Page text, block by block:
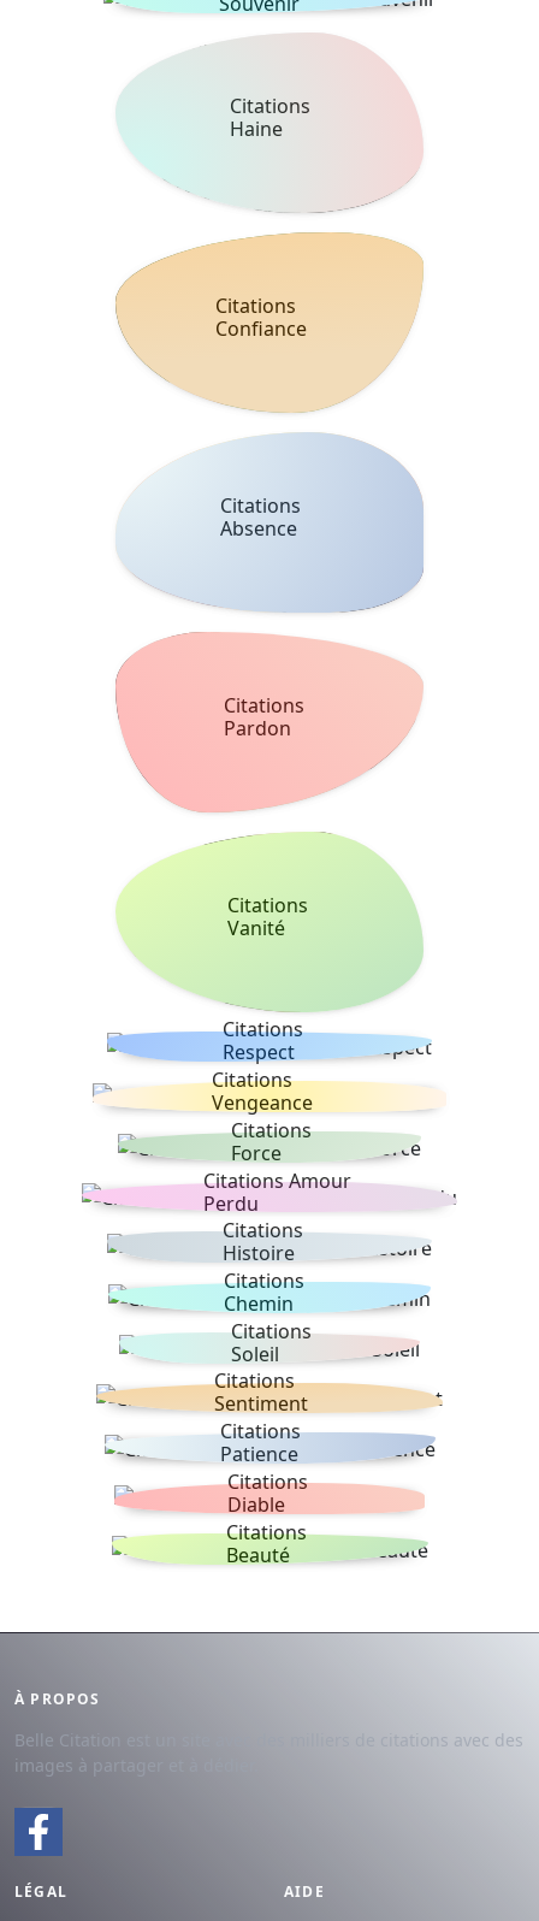
Citations
Haine
Citations
Confiance
Citations
Absence
Citations
Pardon
Citations
Vanité
Citations
Respect
Citations
Vengeance
Citations
Force
Citations Amour
Perdu
Citations
Histoire
Citations
Chemin
Citations
Soleil
Citations
Sentiment
Citations
Patience
Citations
Diable
Citations
Beauté
À PROPOS
Belle Citation est un site avec des milliers de citations avec des
images à partager et à dédier.
LÉGAL AIDE